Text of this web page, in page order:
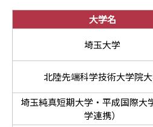
大学名
埼玉大学
北陸先端科学技術大学院
埼玉純真短期大学・平成国際大
学連携）